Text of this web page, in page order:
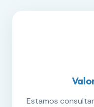
Estamos